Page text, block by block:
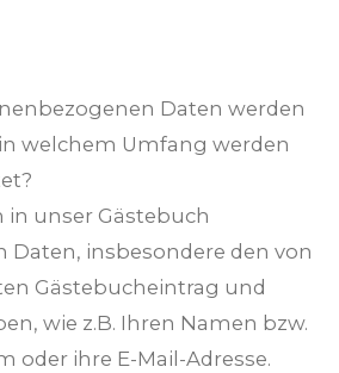
Daten werden
welchem Umfang werden
in unser Gästebuch
Daten, insbesondere den von
Gästebucheintrag und
wie z.B. Ihren Namen bzw.
oder ihre E-Mail-Adresse.